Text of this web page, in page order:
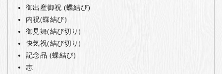
御出産御祝 (蝶結び)
内祝(蝶結び)
御見舞(結び切り)
快気祝(結び切り)
記念品 (蝶結び)
志